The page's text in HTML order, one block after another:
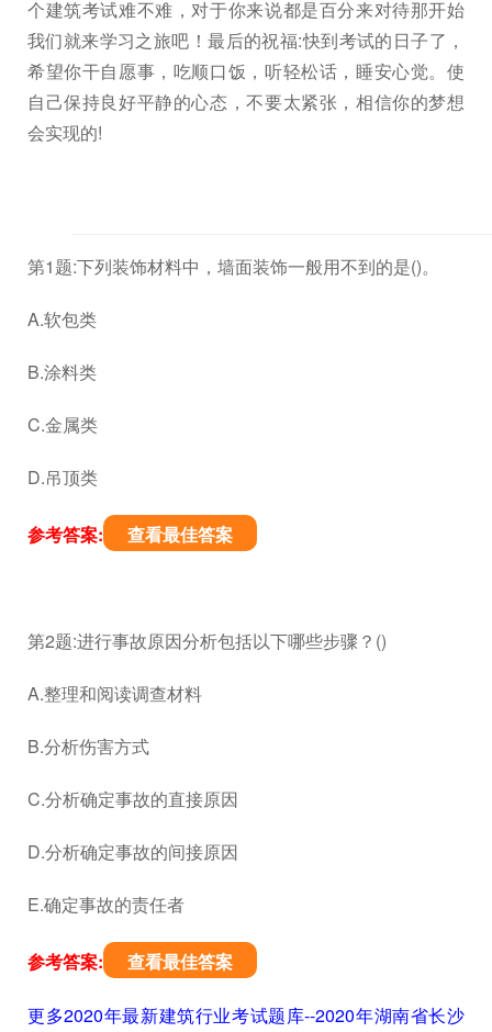
个建筑考试难不难，对于你来说都是百分来对待那开始
我们就来学习之旅吧！最后的祝福:快到考试的日子了，
希望你干自愿事，吃顺口饭，听轻松话，睡安心觉。使
自己保持良好平静的心态，不要太紧张，相信你的梦想
会实现的!
第1题:下列装饰材料中，墙面装饰一般用不到的是()。
A.软包类
B.涂料类
C.金属类
D.吊顶类
参考答案: 查看最佳答案
第2题:进行事故原因分析包括以下哪些步骤？()
A.整理和阅读调查材料
B.分析伤害方式
C.分析确定事故的直接原因
D.分析确定事故的间接原因
E.确定事故的责任者
参考答案: 查看最佳答案
更多2020年最新建筑行业考试题库--2020年湖南省长沙